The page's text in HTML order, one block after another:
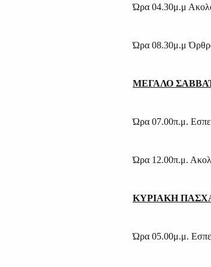
Ώρα 04.30μ.μ
Ώρα 08.30μ.μ
ΜΕΓΑΛΟ
Ώρα 07.00π.μ.
Ώρα 12.00π.μ.
ΚΥΡΙΑΚΗ ΠΑΣΧΑ
Ώρα 05.00μ.μ.